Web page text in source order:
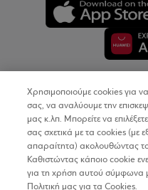
Προσωπικά
Χρησιμοποιούμε cookies για
σας, να αναλύουμε την
μας κ.λπ. Μπορείτε να
σας σχετικά με τα cookies (με
απαραίτητα) ακολουθώντας
Καθιστώντας κάποιο cookie
για τη χρήση αυτού σύμφωνα
Πολιτική μας για τα Cookies.